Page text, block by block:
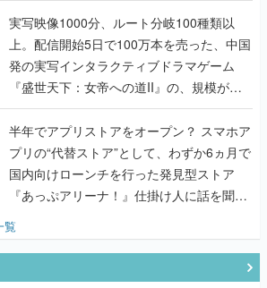
『盛世天下：女帝への道II』の、規模が違
うこだわりをプロデューサーに聞いた
半年でアプリストアをオープン？ スマホア
プリの“代替ストア”として、わずか6ヵ月で
国内向けローンチを行った発見型ストア
『あっぷアリーナ！』仕掛け人に話を聞い
てみた
覧
『アビス』は、ひとつの奇跡だった──膨大
な開発資料とともに『テイルズ オブ ジ ア